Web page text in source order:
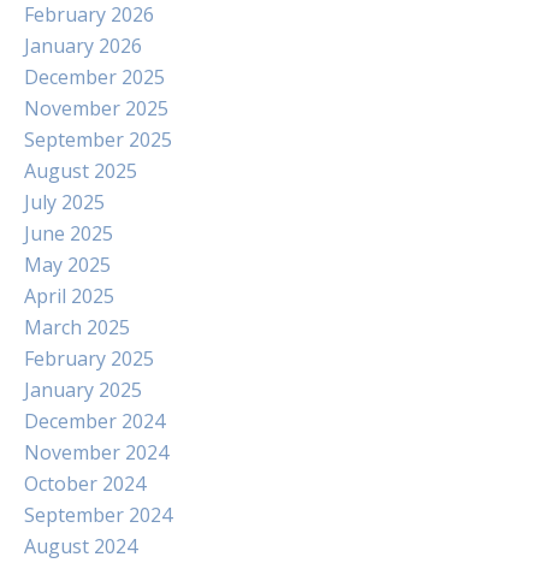
February 2026
January 2026
December 2025
November 2025
September 2025
August 2025
July 2025
June 2025
May 2025
April 2025
March 2025
February 2025
January 2025
December 2024
November 2024
October 2024
September 2024
August 2024